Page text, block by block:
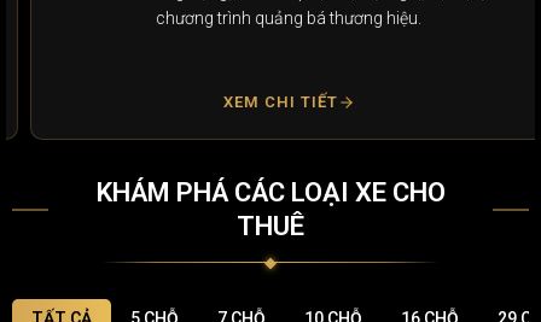
chương trình quảng bá thương hiệu.
XEM CHI TIẾT
KHÁM PHÁ CÁC LOẠI XE CHO
THUÊ